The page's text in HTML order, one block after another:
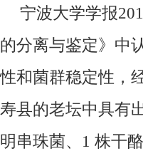
宁波大学学报
的分离与鉴定》中
性和菌群稳定性，
寿县的老坛中具有
明串珠菌、1 株干